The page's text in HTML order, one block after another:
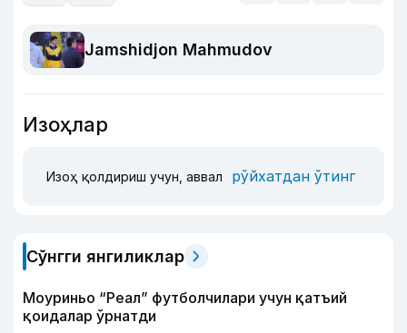
Jamshidjon Mahmudov
Изоҳлар
Изоҳ қолдириш учун, аввал рўйхатдан ўтинг
Сўнгги янгиликлар
Моуриньо “Реал” футболчилари учун қатъий
қоидалар ўрнатди